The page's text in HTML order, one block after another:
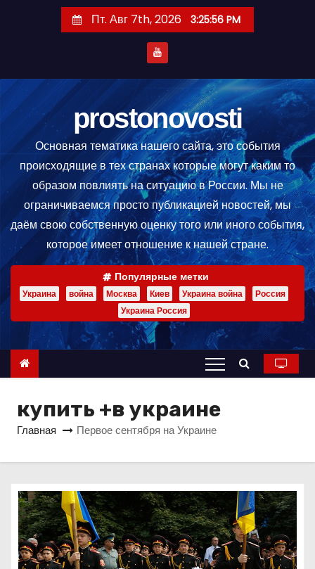
е
р
ж
м
Пт. Авг 7th, 2026 3:25:57 PM
prostonovosti
Основная тематика нашего сайта, это события
происходящие в тех странах которые могут каким то
образом повлиять на ситуацию в России. Мы не
ограничиваемся просто публикацией новостей, мы
даём свою собственную оценку того или иного события,
которое имеет отношение к нашей стране.
Популярные метки
Украина война Москва Киев Украина война
Россия
Украина Россия
купить +в украине
Главная Первое сентября на Украине